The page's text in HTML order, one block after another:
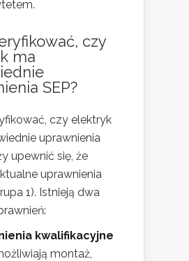
czy
ma
SEP?
czy elektryk
uprawnienia
upewnić się, że
uprawnienia
1). Istnieją dwa
kwalifikacyjne
montaż,